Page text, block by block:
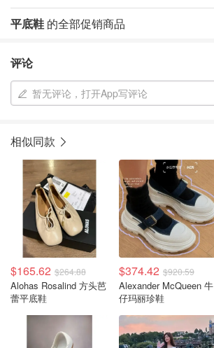
平底鞋 的全部促销商品
评论
暂无评论，打开App写评论
相似同款
$165.62 $264.88
Alohas Rosalind 方头芭
蕾平底鞋
$374.42 $920.59
Alexander McQueen 牛
仔玛丽珍鞋